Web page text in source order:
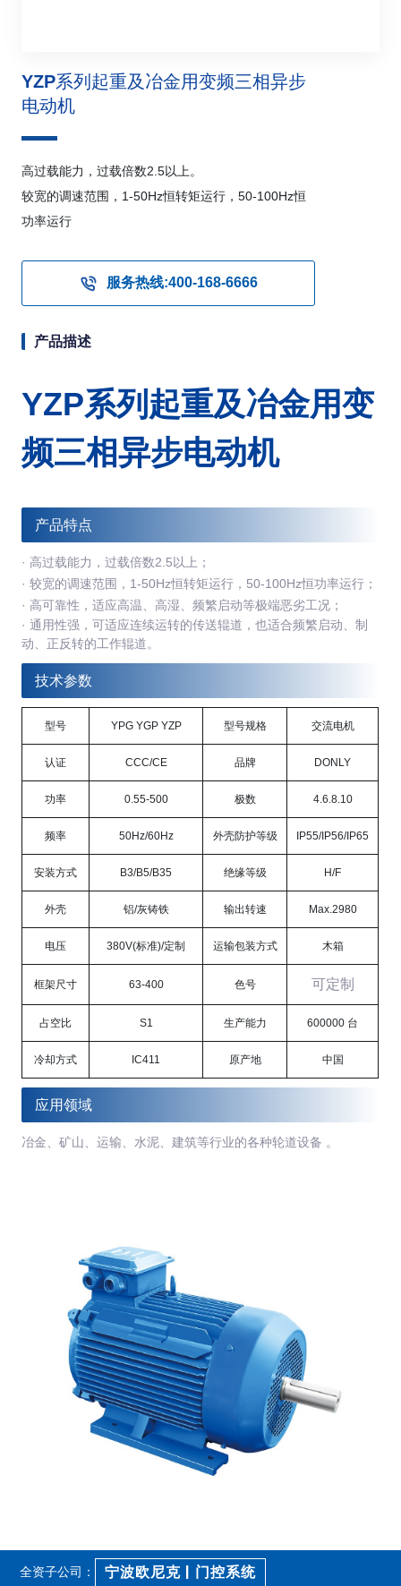
YZP系列起重及冶金用变频三相异步
电动机
高过载能力，过载倍数2.5以上。
较宽的调速范围，1-50Hz恒转矩运行，50-100Hz恒
功率运行
服务热线:400-168-6666
产品描述
YZP系列起重及冶金用变
频三相异步电动机
产品特点
· 高过载能力，过载倍数2.5以上；
·较宽的调速范围，1-50Hz恒转矩运行，50-100Hz恒功率运行；
· 高可靠性，适应高温、高湿、频繁启动等极端恶劣工况；
·通用性强，可适应连续运转的传送辊道，也适合频繁启动、制
动、正反转的工作辊道。
技术参数
型号 YPG YGP YZP 型号规格 交流电机
认证 CCC/CE 品牌 DONLY
功率 0.55-500 极数 4.6.8.10
频率 50Hz/60Hz 外壳防护等级 IP55/IP56/IP65
安装方式 B3/B5/B35 绝缘等级 H/F
外壳 铝/灰铸铁 输出转速 Max.2980
电压 380V(标准)/定制 运输包装方式 木箱
框架尺寸 63-400 色号 可定制
占空比 S1 生产能力 600000 台
冷却方式 IC411 原产地 中国
应用领域
冶金、矿山、运输、水泥、建筑等行业的各种轮道设备 。
全资子公司： 宁波欧尼克 | 门控系统